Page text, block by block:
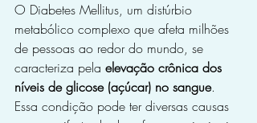
O Diabetes Mellitus, um distúrbio
metabólico complexo que afeta milhões
de pessoas ao redor do mundo, se
caracteriza pela elevação crônica dos
níveis de glicose (açúcar) no sangue.
Essa condição pode ter diversas causas